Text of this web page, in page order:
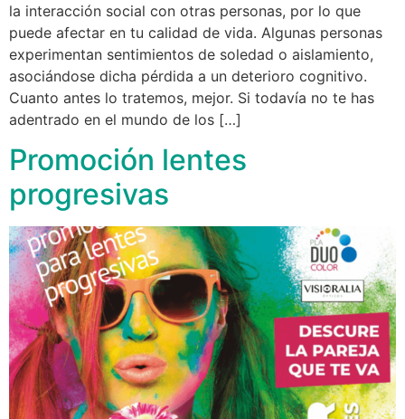
la interacción social con otras personas, por lo que
puede afectar en tu calidad de vida. Algunas personas
experimentan sentimientos de soledad o aislamiento,
asociándose dicha pérdida a un deterioro cognitivo.
Cuanto antes lo tratemos, mejor. Si todavía no te has
adentrado en el mundo de los […]
Promoción lentes
progresivas